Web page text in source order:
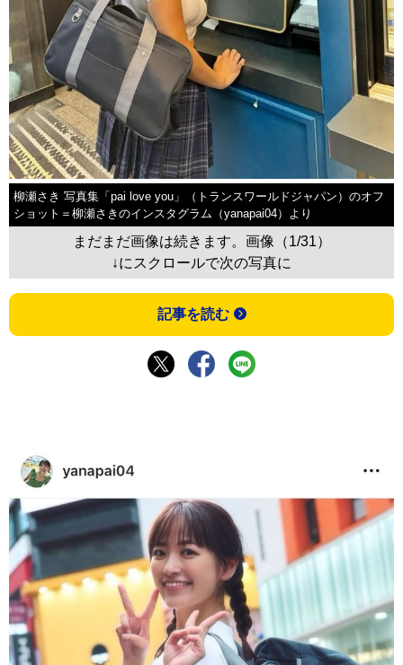
柳瀬さき 写真集「pai love you」（トランスワールドジャパン）のオフ
ショット＝柳瀬さきのインスタグラム（yanapai04）より
まだまだ画像は続きます。画像（1/31）
↓にスクロールで次の写真に
記事を読む